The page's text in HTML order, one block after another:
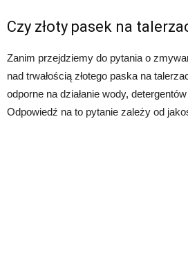
Czy złoty pasek na
Zanim przejdziemy do pytania o
nad trwałością złotego paska na
odporne na działanie wody,
Odpowiedź na to pytanie zależy od